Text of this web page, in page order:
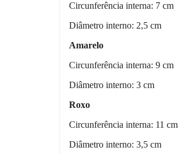
Circunferência interna: 7 cm
Diâmetro interno: 2,5 cm
Amarelo
Circunferência interna: 9 cm
Diâmetro interno: 3 cm
Roxo
Circunferência interna: 11 cm
Diâmetro interno: 3,5 cm